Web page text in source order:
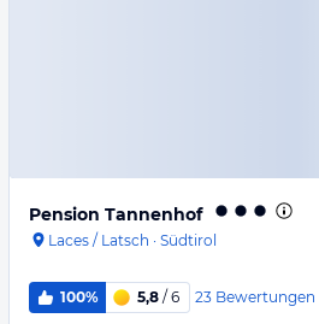
Pension Tannenhof
Laces / Latsch · Südtirol
100% 5,8 / 6 23 Bewertungen